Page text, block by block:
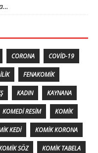
CORONA COVID-19
FENAKOMIK
KADIN KAYNANA
KOMEDI RESIM KOMIK
KEDI KOMIK KORONA
SÖZ KOMIK TABELA